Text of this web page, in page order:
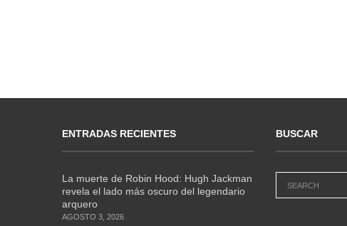
ENTRADAS RECIENTES
La muerte de Robin Hood: Hugh Jackman
revela el lado más oscuro del legendario
arquero
AGOSTO 3, 2026
BUSCAR